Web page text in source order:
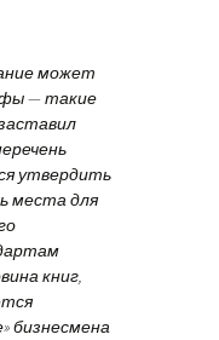
может
— такие
утвердить
места для
книг,
бизнесмена